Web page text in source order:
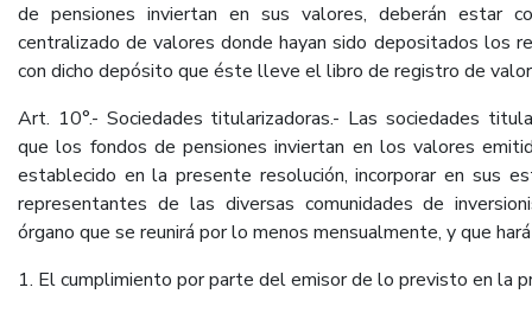
de pensiones inviertan en sus valores, deberán estar
centralizado de valores donde hayan sido depositados los
con dicho depósito que éste lleve el libro de registro de
Art. 10°.- Sociedades titularizadoras.- Las sociedades
que los fondos de pensiones inviertan en los valores
establecido en la presente resolución, incorporar en sus
representantes de las diversas comunidades de
órgano que se reunirá por lo menos mensualmente, y que
1. El cumplimiento por parte del emisor de lo previsto en la